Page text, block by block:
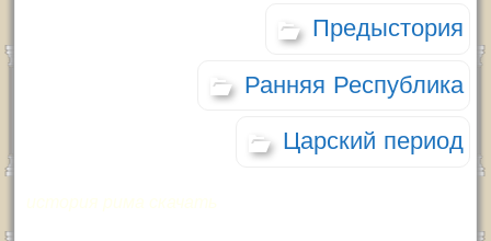
Предыстория
Ранняя Республика
Царский период